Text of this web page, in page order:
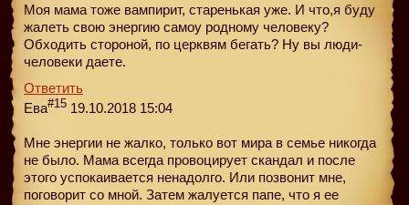
Моя мама тоже вампирит, старенькая уже. И что,я буду
жалеть свою энергию самоу родному человеку?
Обходить стороной, по церквям бегать? Ну вы люди-
человеки даете.
Ответить
Ева#15 19.10.2018 15:04
Мне энергии не жалко, только вот мира в семье никогда
не было. Мама всегда провоцирует скандал и после
этого успокаивается ненадолго. Или позвонит мне,
поговорит со мной. Затем жалуется папе, что я ее